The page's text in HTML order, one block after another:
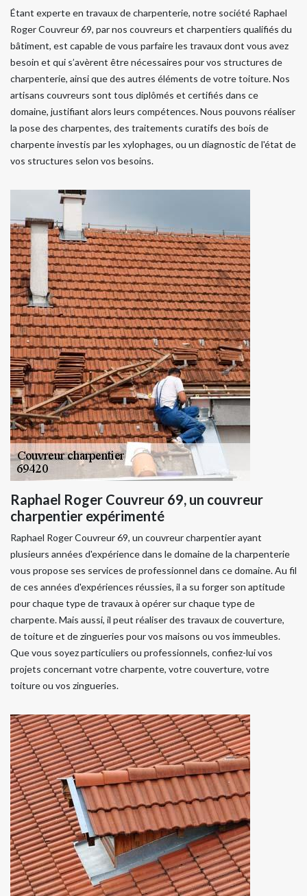
Étant experte en travaux de charpenterie, notre société Raphael
Roger Couvreur 69, par nos couvreurs et charpentiers qualifiés du
bâtiment, est capable de vous parfaire les travaux dont vous avez
besoin et qui s’avèrent être nécessaires pour vos structures de
charpenterie, ainsi que des autres éléments de votre toiture. Nos
artisans couvreurs sont tous diplômés et certifiés dans ce
domaine, justifiant alors leurs compétences. Nous pouvons réaliser
la pose des charpentes, des traitements curatifs des bois de
charpente investis par les xylophages, ou un diagnostic de l'état de
vos structures selon vos besoins.
Raphael Roger Couvreur 69, un couvreur
charpentier expérimenté
Raphael Roger Couvreur 69, un couvreur charpentier ayant
plusieurs années d'expérience dans le domaine de la charpenterie
vous propose ses services de professionnel dans ce domaine. Au fil
de ces années d'expériences réussies, il a su forger son aptitude
pour chaque type de travaux à opérer sur chaque type de
charpente. Mais aussi, il peut réaliser des travaux de couverture,
de toiture et de zingueries pour vos maisons ou vos immeubles.
Que vous soyez particuliers ou professionnels, confiez-lui vos
projets concernant votre charpente, votre couverture, votre
toiture ou vos zingueries.